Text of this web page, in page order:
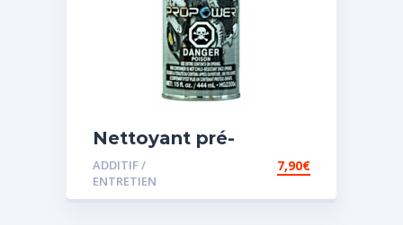
Nettoyant pré-
vidange
ADDITIF /
ENTRETIEN
7,90€